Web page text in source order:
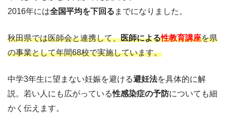
2016年には全国平均を下回る までになりました。
秋田県では医師会と連携して、医師による性教育講座を県
の事業として年間68校で実施しています。
中学3年生に望まない妊娠を避ける避妊法を具体的に解
説。若い人にも広がっている性感染症の予防についても細
かく伝えます。